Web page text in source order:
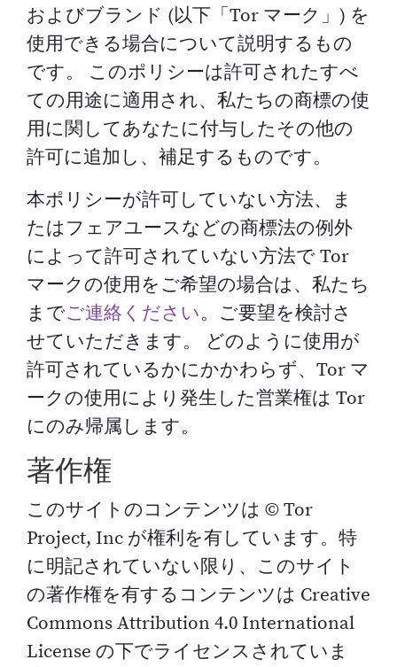
およびブランド (以下「Tor マーク」) を
使用できる場合について説明するもの
です。 このポリシーは許可されたすべ
ての用途に適用され、私たちの商標の使
用に関してあなたに付与したその他の
許可に追加し、補足するものです。
本ポリシーが許可していない方法、ま
たはフェアユースなどの商標法の例外
によって許可されていない方法で Tor
マークの使用をご希望の場合は、私たち
までご連絡ください。ご要望を検討さ
せていただきます。 どのように使用が
許可されているかにかかわらず、Tor マ
ークの使用により発生した営業権は Tor
にのみ帰属します。
著作権
このサイトのコンテンツは © Tor
Project, Inc が権利を有しています。特
に明記されていない限り、このサイト
の著作権を有するコンテンツは Creative
Commons Attribution 4.0 International
License の下でライセンスされていま